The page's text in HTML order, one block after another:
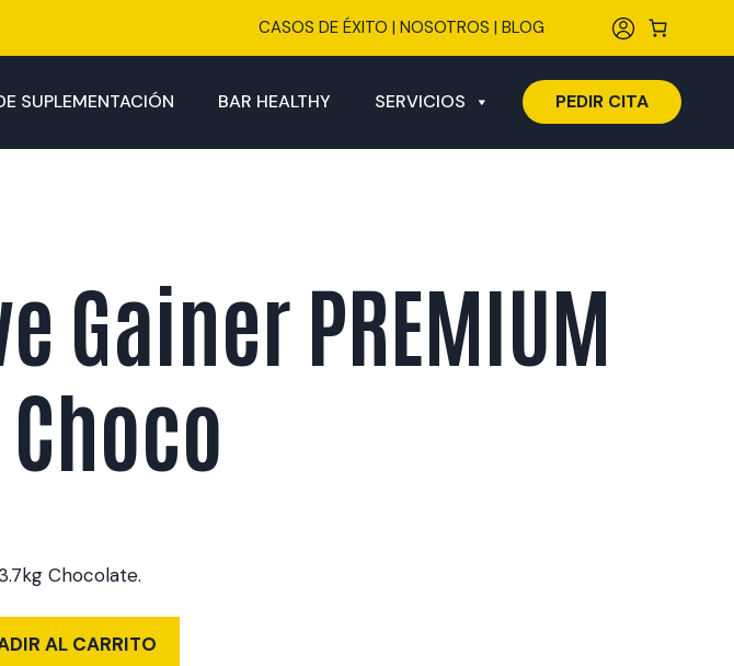
CASOS DE ÉXITO |NOSOTROS |BLOG
SUPLEMENTACIÓN BAR HEALTHY SERVICIOS PEDIR CITA
Gainer PREMIUM
Chocolate.
AL CARRITO